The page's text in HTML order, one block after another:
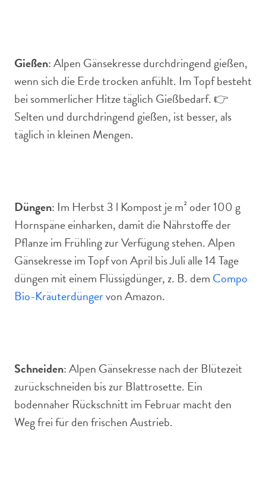
Gießen: Alpen Gänsekresse durchdringend gießen,
wenn sich die Erde trocken anfühlt. Im Topf besteht
bei sommerlicher Hitze täglich Gießbedarf. 👉
Selten und durchdringend gießen, ist besser, als
täglich in kleinen Mengen.
Düngen: Im Herbst 3 l Kompost je m² oder 100 g
Hornspäne einharken, damit die Nährstoffe der
Pflanze im Frühling zur Verfügung stehen. Alpen
Gänsekresse im Topf von April bis Juli alle 14 Tage
düngen mit einem Flüssigdünger, z. B. dem Compo
Bio-Kräuterdüngervon Amazon.
Schneiden: Alpen Gänsekresse nach der Blütezeit
zurückschneiden bis zur Blattrosette. Ein
bodennaher Rückschnitt im Februar macht den
Weg frei für den frischen Austrieb.